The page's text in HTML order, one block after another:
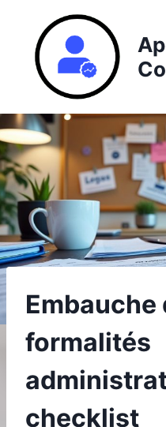
contenu
Embauche
formalités
checklist